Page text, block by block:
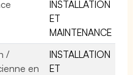
INSTALLATION
ET
MAINTENANCE
/
en
INSTALLATION
ET